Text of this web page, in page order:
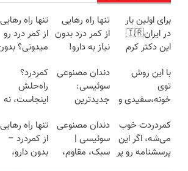
برای اولین بار
در ایران🇮🇷
این دکتر کرم
روزه ساخت!
تنها راه رهایی
از کمر درد بدون
نیاز به دارو!
تنها راه رهایی
از کمر درد رو
میدونی؟
(◂پرسش‌نامه)
با این روش
توی
خونه،سفیدی و
برگردون
(40%off)
دندان مصنوعی
سوئیسی:
جدیدترین
سبک و مقاوم |
پرداخت قسطی
کمردرد؟
راه‌حلش
اینجاست، نه
کمردردت خوب
می‌شه، اگر این
پرسشنامه رو پر
دندان مصنوعی
سوئیسی |
سبک، مقاوم،
تنها راه رهایی
از کمردرد –
بدون دارو،